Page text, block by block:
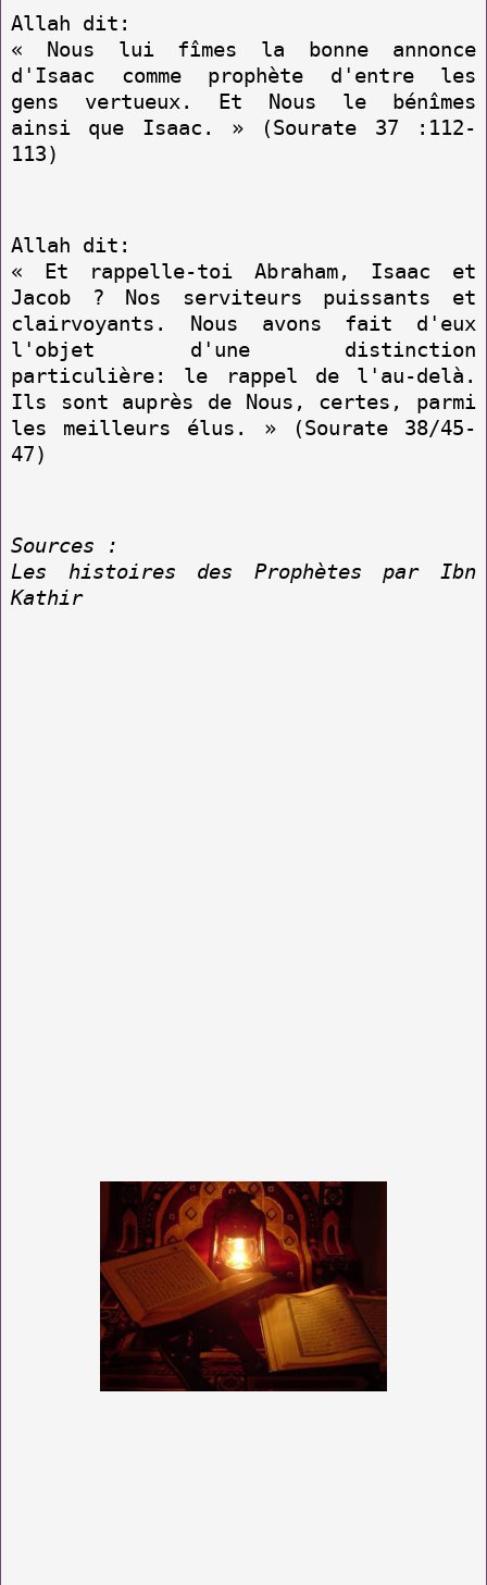
Allah dit:
« Nous lui fîmes la bonne annonce
d'Isaac comme prophète d'entre les
gens vertueux. Et Nous le bénîmes
ainsi que Isaac. » (Sourate 37 :112-
113)
Allah dit:
« Et rappelle-toi Abraham, Isaac et
Jacob ? Nos serviteurs puissants et
clairvoyants. Nous avons fait d'eux
l'objet d'une distinction
particulière: le rappel de l'au-delà.
Ils sont auprès de Nous, certes, parmi
les meilleurs élus. » (Sourate 38/45-
47)
Sources :
Les histoires des Prophètes par Ibn
Kathir